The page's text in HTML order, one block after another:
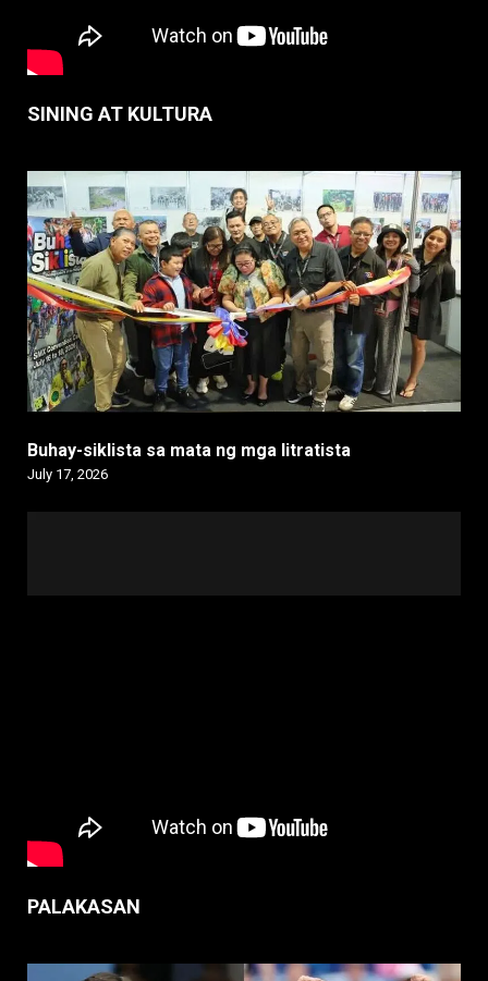
SINING AT KULTURA
Buhay-siklista sa mata ng mga litratista
July 17, 2026
PALAKASAN